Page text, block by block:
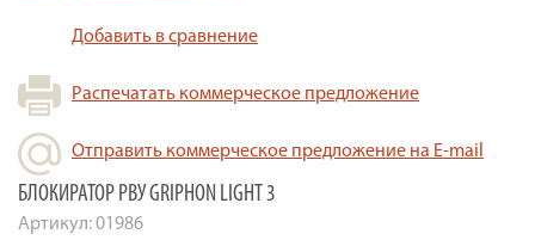
Добавить в сравнение
Распечатать коммерческое предложение
Отправить коммерческое предложение на E-mail
БЛОКИРАТОР РВУ GRIPHON LIGHT 3
Артикул:01986